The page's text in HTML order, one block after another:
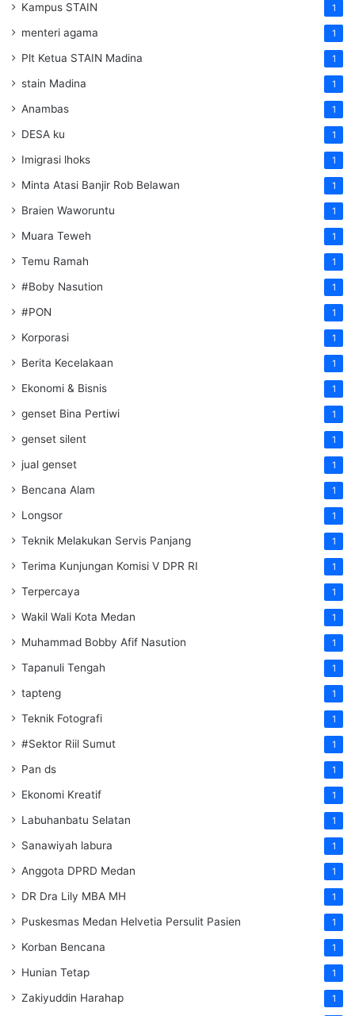
Kampus STAIN 1
menteri agama 1
Plt Ketua STAIN Madina 1
stain Madina 1
Anambas 1
DESA ku 1
Imigrasi lhoks 1
Minta Atasi Banjir Rob Belawan 1
Braien Waworuntu 1
Muara Teweh 1
Temu Ramah 1
#Boby Nasution 1
#PON 1
Korporasi 1
Berita Kecelakaan 1
Ekonomi & Bisnis 1
genset Bina Pertiwi 1
genset silent 1
jual genset 1
Bencana Alam 1
Longsor 1
Teknik Melakukan Servis Panjang 1
Terima Kunjungan Komisi V DPR RI 1
Terpercaya 1
Wakil Wali Kota Medan 1
Muhammad Bobby Afif Nasution 1
Tapanuli Tengah 1
tapteng 1
Teknik Fotografi 1
#Sektor Riil Sumut 1
Pan ds 1
Ekonomi Kreatif 1
Labuhanbatu Selatan 1
Sanawiyah labura 1
Anggota DPRD Medan 1
DR Dra Lily MBA MH 1
Puskesmas Medan Helvetia Persulit Pasien 1
Korban Bencana 1
Hunian Tetap 1
Zakiyuddin Harahap 1